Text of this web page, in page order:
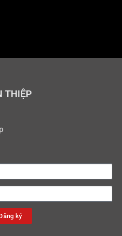
THIỆP
ký